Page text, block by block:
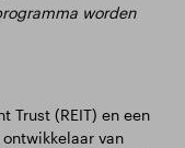
worden
Trust (REIT) en een
van